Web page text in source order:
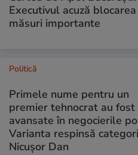
Executivul acuză
măsuri importante
Politică
Primele nume pentru un
premier tehnocrat au fost
avansate în negocierile
Varianta respinsă
Nicușor Dan